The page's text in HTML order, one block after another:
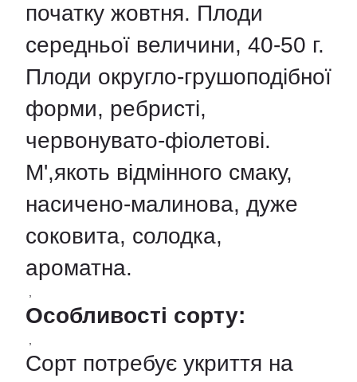
початку жовтня. Плоди
середньої величини, 40-50 г.
Плоди округло-грушоподібної
форми, ребристі,
червонувато-фіолетові.
М',якоть відмінного смаку,
насичено-малинова, дуже
соковита, солодка,
ароматна.
Особливості сорту:
Сорт потребує укриття на